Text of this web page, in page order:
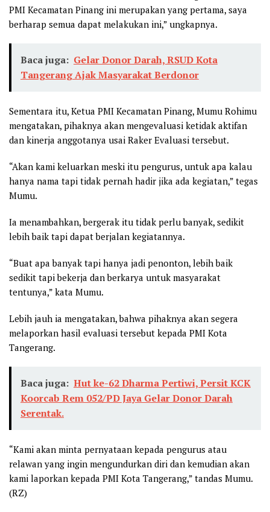
PMI Kecamatan Pinang ini merupakan yang pertama, saya
berharap semua dapat melakukan ini,” ungkapnya.
Baca juga: Gelar Donor Darah, RSUD Kota
Tangerang Ajak Masyarakat Berdonor
Sementara itu, Ketua PMI Kecamatan Pinang, Mumu Rohimu
mengatakan, pihaknya akan mengevaluasi ketidak aktifan
dan kinerja anggotanya usai Raker Evaluasi tersebut.
“Akan kami keluarkan meski itu pengurus, untuk apa kalau
hanya nama tapi tidak pernah hadir jika ada kegiatan,” tegas
Mumu.
Ia menambahkan, bergerak itu tidak perlu banyak, sedikit
lebih baik tapi dapat berjalan kegiatannya.
“Buat apa banyak tapi hanya jadi penonton, lebih baik
sedikit tapi bekerja dan berkarya untuk masyarakat
tentunya,” kata Mumu.
Lebih jauh ia mengatakan, bahwa pihaknya akan segera
melaporkan hasil evaluasi tersebut kepada PMI Kota
Tangerang.
Baca juga: Hut ke-62 Dharma Pertiwi, Persit KCK
Koorcab Rem 052/PD Jaya Gelar Donor Darah
Serentak.
“Kami akan minta pernyataan kepada pengurus atau
relawan yang ingin mengundurkan diri dan kemudian akan
kami laporkan kepada PMI Kota Tangerang,” tandas Mumu.
(RZ)